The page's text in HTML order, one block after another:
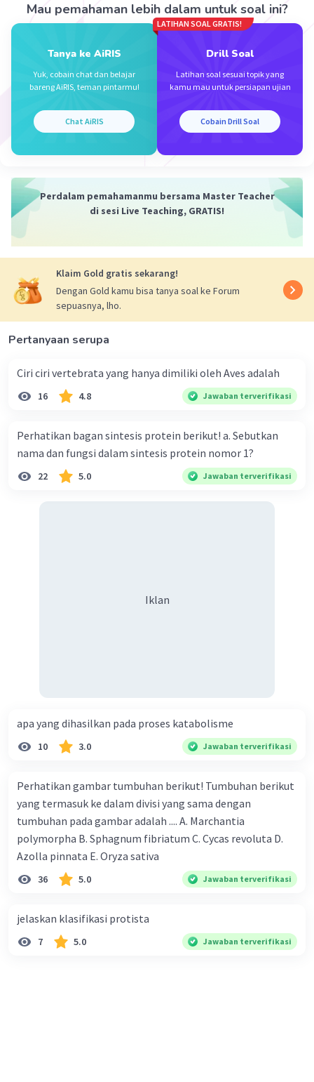
Level 92
27 Desember 2023 09:40
denganperkembangan seksual dan seksual.
perkembangbiakan
seksualdengan
gametangiogami dari dua hifa yang saling sesuai
dilakukan dengan
membentuk spora tak berflagel yang berupa
sporangiospora atau konidia.
Mau pemahaman lebih dalam untuk soal ini?
Tanya ke AiRIS
Yuk, cobain chat dan belajar
bareng AiRIS, teman pintarmu!
Chat AiRIS
LATIHAN SOAL GRATIS!
Drill Soal
Latihan soal sesuai topik yang
kamu mau untuk persiapan ujian
Cobain Drill Soal
Perdalam pemahamanmu bersama Master Teacher
di sesi Live Teaching, GRATIS!
Klaim Gold gratis sekarang!
Dengan Gold kamu bisa tanya soal ke Forum
sepuasnya, lho.
Pertanyaan serupa
Ciri ciri vertebrata yang hanya dimiliki oleh Aves adalah
16 4.8 Jawaban terverifikasi
Perhatikan bagan sintesis protein berikut! a. Sebutkan
nama dan fungsi dalam sintesis protein nomor 1?
22 5.0 Jawaban terverifikasi
Iklan
apa yang dihasilkan pada proses katabolisme
10 3.0 Jawaban terverifikasi
Perhatikan gambar tumbuhan berikut! Tumbuhan berikut
yang termasuk ke dalam divisi yang sama dengan
tumbuhan pada gambar adalah .... A. Marchantia
polymorpha B. Sphagnum fibriatum C. Cycas revoluta D.
Azolla pinnata E. Oryza sativa
36 5.0 Jawaban terverifikasi
jelaskan klasifikasi protista
7 5.0 Jawaban terverifikasi